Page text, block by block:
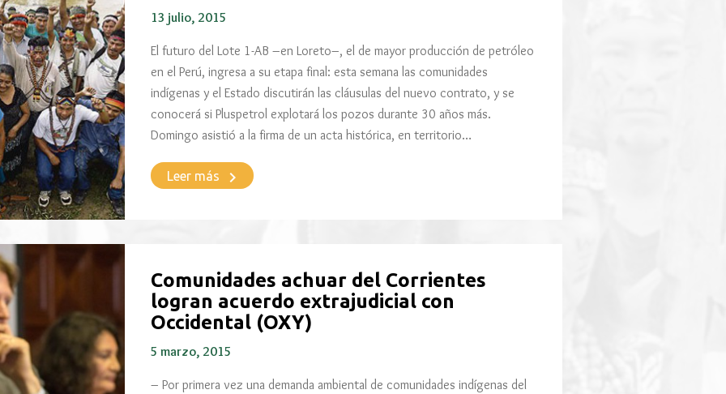
13 julio, 2015
El futuro del Lote 1-AB –en Loreto–, el de mayor producción de petróleo
en el Perú, ingresa a su etapa final: esta semana las comunidades
indígenas y el Estado discutirán las cláusulas del nuevo contrato, y se
conocerá si Pluspetrol explotará los pozos durante 30 años más.
Domingo asistió a la firma de un acta histórica, en territorio…
Leer más keyboard_arrow_right
Comunidades achuar del Corrientes
logran acuerdo extrajudicial con
Occidental (OXY)
5 marzo, 2015
– Por primera vez una demanda ambiental de comunidades indígenas del